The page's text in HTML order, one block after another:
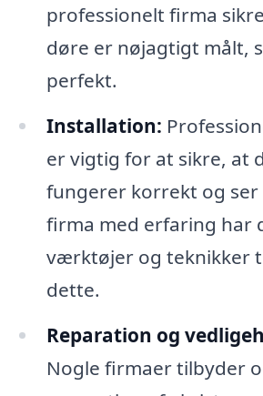
professionelt firma
døre er nøjagtigt målt,
perfekt.
Installation:
er vigtig for at sikre, at
fungerer korrekt og ser
firma med erfaring har
værktøjer og teknikker
dette.
Reparation og
Nogle firmaer tilbyder